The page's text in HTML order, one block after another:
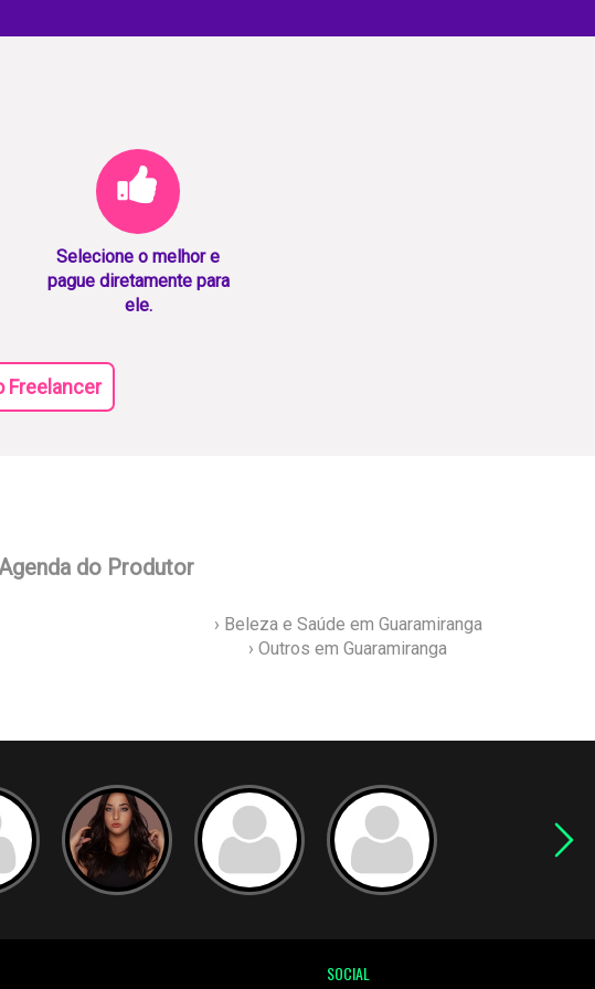
Selecione o melhor e
pague diretamente para
ele.
Freelancer
do Produtor
› Beleza e Saúde em Guaramiranga
› Outros em Guaramiranga
SOCIAL